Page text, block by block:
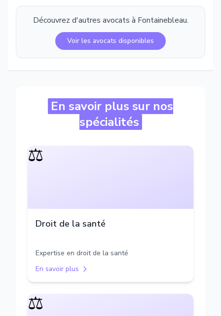
Découvrez d'autres avocats à Fontainebleau.
Voir les avocats disponibles
En savoir plus sur nos
spécialités
⚖️
Droit de la santé
Expertise en droit de la santé
En savoir plus
⚖️